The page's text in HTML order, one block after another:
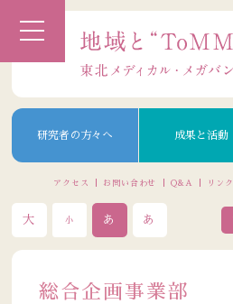
研究者の方々へ 成果と活動
アクセス お問い合わせ Q&A リンク
大 小 あ あ
総合企画事業部